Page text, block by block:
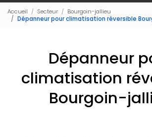
Accueil Secteur
Bourgoin-jallieu
Dépanneur pour climatisation réversible
Dépanneur
climatisation
Bourgoin-